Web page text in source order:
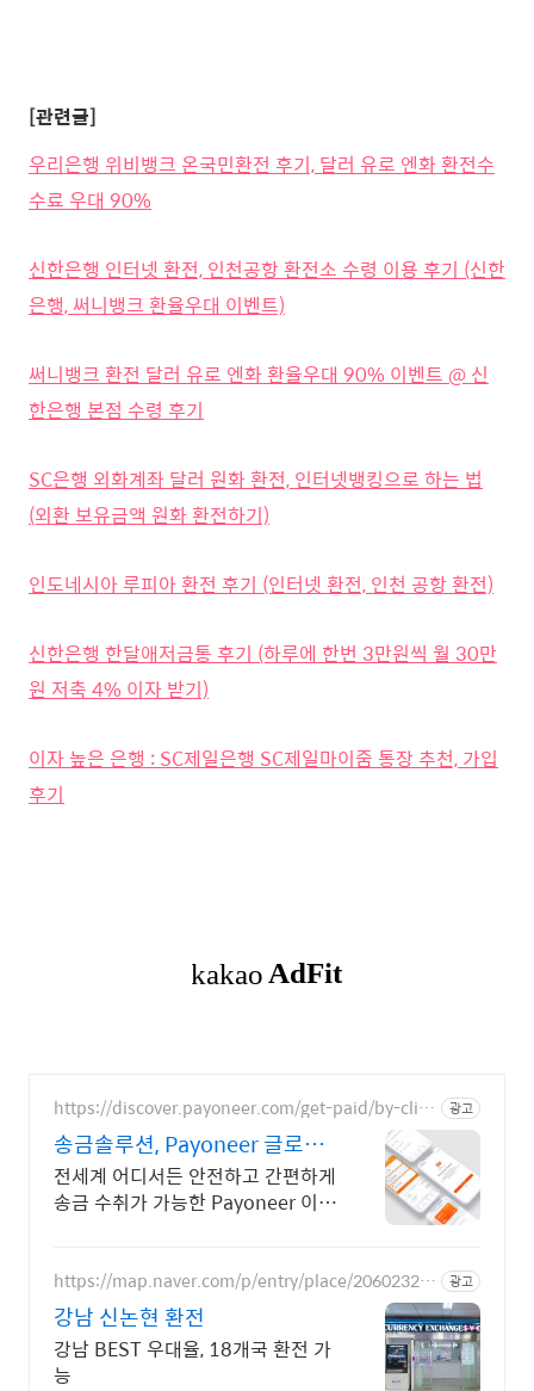
[관련글]
우리은행 위비뱅크 온국민환전 후기, 달러 유로 엔화 환전수
수료 우대 90%
신한은행 인터넷 환전, 인천공항 환전소 수령 이용 후기 (신한
은행, 써니뱅크 환율우대 이벤트)
써니뱅크 환전 달러 유로 엔화 환율우대 90% 이벤트 @ 신
한은행 본점 수령 후기
SC은행 외화계좌 달러 원화 환전, 인터넷뱅킹으로 하는 법
(외환 보유금액 원화 환전하기)
인도네시아 루피아 환전 후기 (인터넷 환전, 인천 공항 환전)
신한은행 한달애저금통 후기 (하루에 한번 3만원씩 월 30만
원 저축 4% 이자 받기)
이자 높은 은행 : SC제일은행 SC제일마이줌 통장 추천, 가입
후기
https://discover.payoneer.com/get-paid/by-clie 광고
송금솔루션, Payoneer 글로벌
금융 페이먼트 지원
전세계 어디서든 안전하고 간편하게
송금 수취가 가능한 Payoneer 이용
https://map.naver.com/p/entry/place/20602323
83
광고
강남 신논현 환전
강남 BEST 우대율, 18개국 환전 가
능